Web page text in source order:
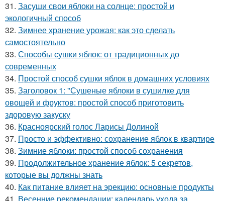
31. Засуши свои яблоки на солнце: простой и
экологичный способ
32. Зимнее хранение урожая: как это сделать
самостоятельно
33. Способы сушки яблок: от традиционных до
современных
34. Простой способ сушки яблок в домашних условиях
35. Заголовок 1: "Сушеные яблоки в сушилке для
овощей и фруктов: простой способ приготовить
здоровую закуску
36. Красноярский голос Ларисы Долиной
37. Просто и эффективно: сохранение яблок в квартире
38. Зимние яблоки: простой способ сохранения
39. Продолжительное хранение яблок: 5 секретов,
которые вы должны знать
40. Как питание влияет на эрекцию: основные продукты
41. Весенние рекомендации: календарь ухода за